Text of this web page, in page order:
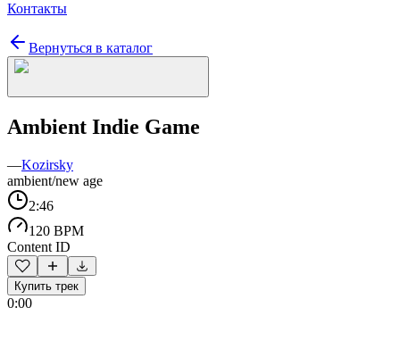
Контакты
Вернуться в каталог
Ambient Indie Game
—Kozirsky
ambient/new age
2:46
120 BPM
Content ID
Купить трек
0:00